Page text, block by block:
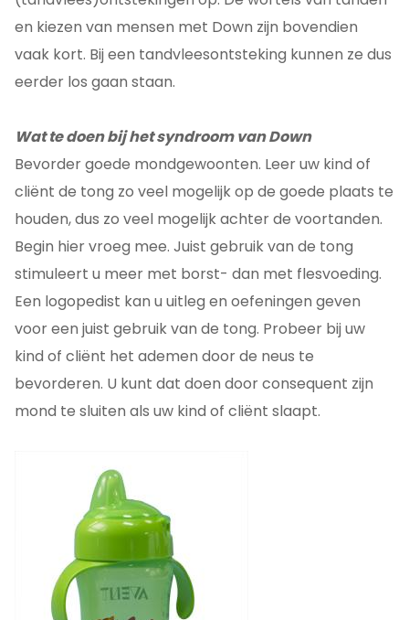
en kiezen van mensen met Down zijn bovendien
vaak kort. Bij een tandvleesontsteking kunnen ze dus
eerder los gaan staan.
Wat te doen bij het syndroom van Down
Bevorder goede mondgewoonten. Leer uw kind of
cliënt de tong zo veel mogelijk op de goede plaats te
houden, dus zo veel mogelijk achter de voortanden.
Begin hier vroeg mee. Juist gebruik van de tong
stimuleert u meer met borst- dan met flesvoeding.
Een logopedist kan u uitleg en oefeningen geven
voor een juist gebruik van de tong. Probeer bij uw
kind of cliënt het ademen door de neus te
bevorderen. U kunt dat doen door consequent zijn
mond te sluiten als uw kind of cliënt slaapt.